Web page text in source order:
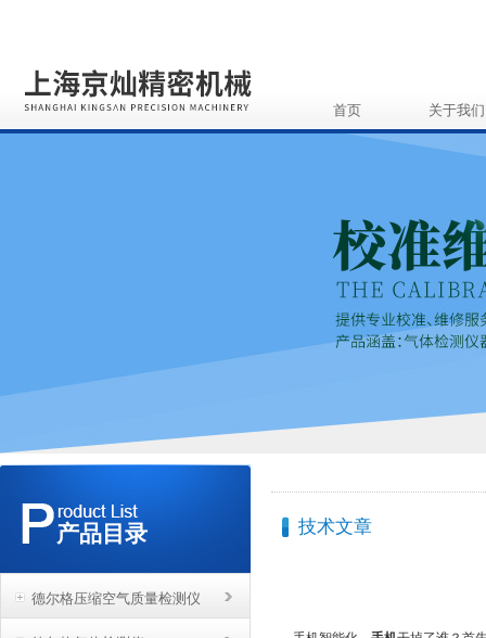
首页 关于我们
产品目录
德尔格压缩空气质量检测仪
技术文章